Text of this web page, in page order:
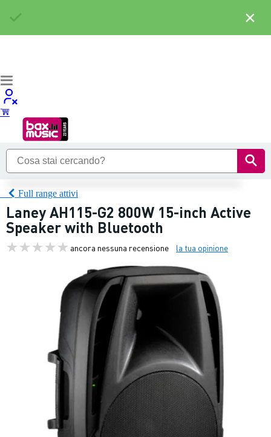
Full range attivi
Laney AH115-G2 800W 15-inch Active
Speaker with Bluetooth
ancora nessuna recensione la tua opinione
×